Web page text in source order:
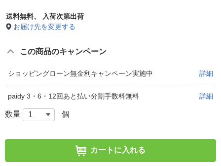
送料無料、
入荷次第出荷
お届け先を変更する
この商品のキャンペーン
ショッピングローン無金利キャンペーン実施中 詳細
paidy 3・6・12回あと払い分割手数料無料 詳細
数量 個
カートに入れる